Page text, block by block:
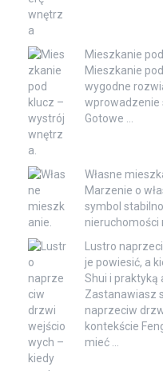
Mieszkanie
Mieszkanie
wygodne
wprowadzenie
Gotowe …
Własne
Marzenie o
symbol
nieruchomości
Lustro
je powiesić, a
Shui i praktyką
Zastanawiasz
naprzeciw
kontekście
mieć …